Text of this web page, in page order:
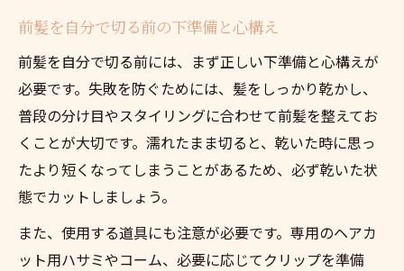
前髪を自分で切る際の雑司が谷流おすすめ
前髪セルフカットに役立つ道具の選び方ガ
イド
サイドバングも簡単に整えるセルフカット
術
前髪セルフカットを成功に導くコツと工夫
垢抜け前髪を自分で作る方法の実践例
理想の前髪へ導く自宅カットの道具選び
前髪を自分で切る前の下準備と心構え
前髪を自分で切る前には、まず正しい下準備と心構えが
必要です。失敗を防ぐためには、髪をしっかり乾かし、
普段の分け目やスタイリングに合わせて前髪を整えてお
くことが大切です。濡れたまま切ると、乾いた時に思っ
たより短くなってしまうことがあるため、必ず乾いた状
態でカットしましょう。
また、使用する道具にも注意が必要です。専用のヘアカ
ット用ハサミやコーム、必要に応じてクリップを準備